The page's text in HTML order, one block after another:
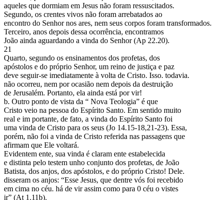
aqueles que dormiam em Jesus não foram ressuscitados.
Segundo, os crentes vivos não foram arrebatados ao
encontro do Senhor nos ares, nem seus corpos foram transformados.
Terceiro, anos depois dessa ocorrência, encontramos
João ainda aguardando a vinda do Senhor (Ap 22.20).
21
Quarto, segundo os ensinamentos dos profetas, dos
apóstolos e do próprio Senhor, um reino de justiça e paz
deve seguir-se imediatamente à volta de Cristo. Isso. todavia.
não ocorreu, nem por ocasião nem depois da destruição
de Jerusalém. Portanto, ela ainda está por vir!
b. Outro ponto de vista da “ Nova Teologia” é que
Cristo veio na pessoa do Espírito Santo. Em sentido muito
real e im portante, de fato, a vinda do Espírito Santo foi
uma vinda de Cristo para os seus (Jo 14.15-18,21-23). Essa,
porém, não foi a vinda de Cristo referida nas passagens que
afirmam que Ele voltará.
Evidentem ente, sua vinda é claram ente estabelecida
e distinta pelo testem unho conjunto dos profetas, de João
Batista, dos anjos, dos apóstolos, e do próprio Cristo! Dele.
disseram os anjos: “Esse Jesus, que dentre vós foi recebido
em cima no céu. há de vir assim como para 0 céu o vistes
ir” (At 1.11b).